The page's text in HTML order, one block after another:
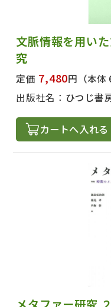
文脈情報を用い
究
定価 7,480円 （本体
出版社名： ひつじ書
カートへ入れる